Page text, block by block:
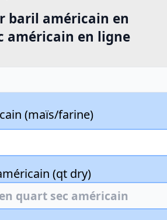
baril américain en
américain en ligne
(maïs/farine)
(qt dry)